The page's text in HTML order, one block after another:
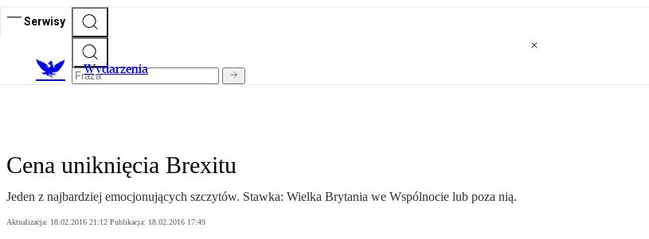
Serwisy
Wydarzenia
Cena uniknięcia Brexitu
Jeden z najbardziej emocjonujących szczytów. Stawka: Wielka Brytania we Wspólnocie lub poza nią.
Aktualizacja: 18.02.2016 21:12 Publikacja: 18.02.2016 17:49